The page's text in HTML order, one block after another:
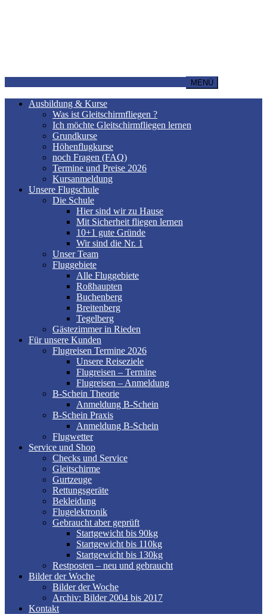
MENÜ
Ausbildung & Kurse
Was ist Gleitschirmfliegen ?
Ich möchte Gleitschirmfliegen lernen
Grundkurse
Höhenflugkurse
noch Fragen (FAQ)
Termine und Preise 2026
Kursanmeldung
Unsere Flugschule
Die Schule
Hier sind wir zu Hause
Mit Sicherheit fliegen lernen
10+1 gute Gründe
Wir sind die Nr. 1
Unser Team
Fluggebiete
Alle Fluggebiete
Roßhaupten
Buchenberg
Breitenberg
Tegelberg
Gästezimmer in Rieden
Für unsere Kunden
Flugreisen Termine 2026
Unsere Reiseziele
Flugreisen – Termine
Flugreisen – Anmeldung
B-Schein Theorie
Anmeldung B-Schein
B-Schein Praxis
Anmeldung B-Schein
Flugwetter
Service und Shop
Checks und Service
Gleitschirme
Gurtzeuge
Rettungsgeräte
Bekleidung
Flugelektronik
Gebraucht aber geprüft
Startgewicht bis 90kg
Startgewicht bis 110kg
Startgewicht bis 130kg
Restposten – neu und gebraucht
Bilder der Woche
Bilder der Woche
Archiv: Bilder 2004 bis 2017
Kontakt